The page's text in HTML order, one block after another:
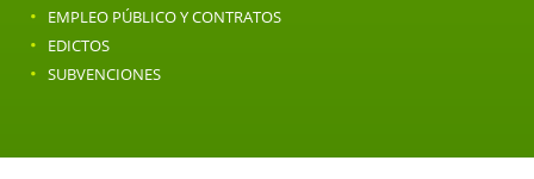
· EMPLEO PÚBLICO Y CONTRATOS
· EDICTOS
· SUBVENCIONES